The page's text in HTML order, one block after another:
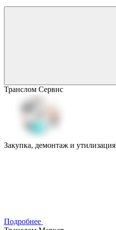
Транслом Сервис
Закупка, демонтаж и утилизация
Подробнее